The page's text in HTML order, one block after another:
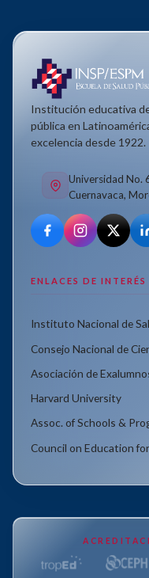
Institución educativa
pública en
excelencia desde 1922.
Universidad No.
Cuernavaca,
ENLACES DE INTERÉS
Instituto Nacional de
Consejo Nacional de
Asociación de
Harvard University
Assoc. of Schools &
Council on Education